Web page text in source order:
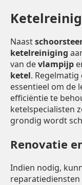
Naast
ketelreiniging
van devlampijp
ketel. Regelmatig
essentieel om de
efficiëntie te
ketelspecialisten
grondig wordt
Renovatie
Indien nodig,